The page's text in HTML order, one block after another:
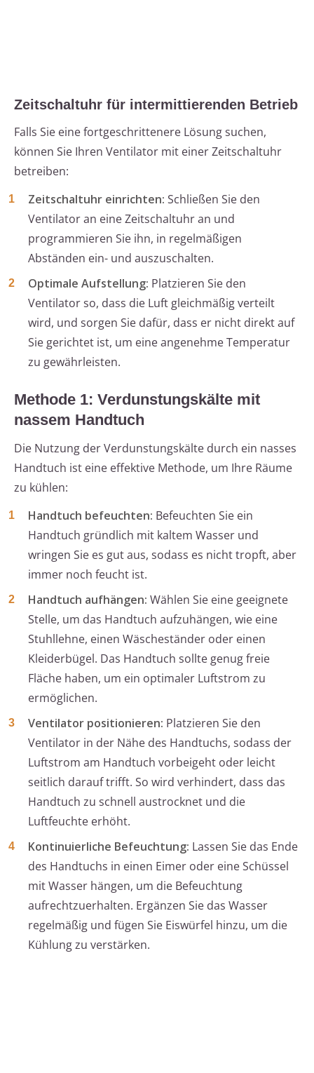
Zeitschaltuhr für intermittierenden Betrieb
Falls Sie eine fortgeschrittenere Lösung suchen,
können Sie Ihren Ventilator mit einer Zeitschaltuhr
betreiben:
Zeitschaltuhr einrichten: Schließen Sie den
Ventilator an eine Zeitschaltuhr an und
programmieren Sie ihn, in regelmäßigen
Abständen ein- und auszuschalten.
Optimale Aufstellung: Platzieren Sie den
Ventilator so, dass die Luft gleichmäßig verteilt
wird, und sorgen Sie dafür, dass er nicht direkt auf
Sie gerichtet ist, um eine angenehme Temperatur
zu gewährleisten.
Methode 1: Verdunstungskälte mit
nassem Handtuch
Die Nutzung der Verdunstungskälte durch ein nasses
Handtuch ist eine effektive Methode, um Ihre Räume
zu kühlen:
Handtuch befeuchten: Befeuchten Sie ein
Handtuch gründlich mit kaltem Wasser und
wringen Sie es gut aus, sodass es nicht tropft, aber
immer noch feucht ist.
Handtuch aufhängen: Wählen Sie eine geeignete
Stelle, um das Handtuch aufzuhängen, wie eine
Stuhllehne, einen Wäscheständer oder einen
Kleiderbügel. Das Handtuch sollte genug freie
Fläche haben, um ein optimaler Luftstrom zu
ermöglichen.
Ventilator positionieren: Platzieren Sie den
Ventilator in der Nähe des Handtuchs, sodass der
Luftstrom am Handtuch vorbeigeht oder leicht
seitlich darauf trifft. So wird verhindert, dass das
Handtuch zu schnell austrocknet und die
Luftfeuchte erhöht.
Kontinuierliche Befeuchtung: Lassen Sie das Ende
des Handtuchs in einen Eimer oder eine Schüssel
mit Wasser hängen, um die Befeuchtung
aufrechtzuerhalten. Ergänzen Sie das Wasser
regelmäßig und fügen Sie Eiswürfel hinzu, um die
Kühlung zu verstärken.